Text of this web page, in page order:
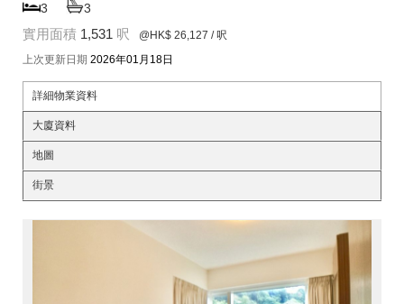
3 3
實用面積 1,531 呎 @HK$ 26,127 / 呎
上次更新日期 2026年01月18日
詳細物業資料
大廈資料
地圖
街景